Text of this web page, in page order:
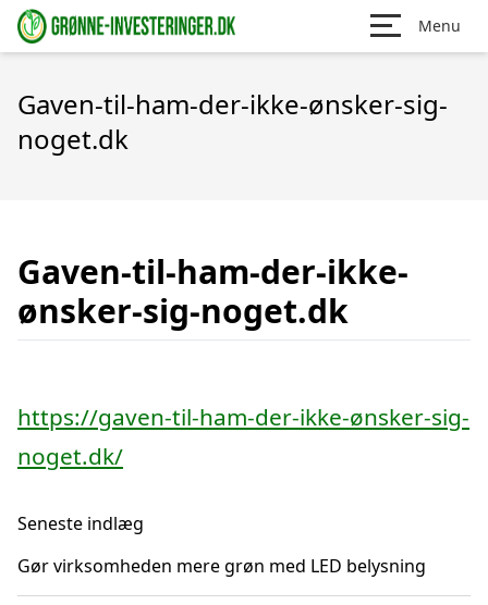
Menu
Gaven-til-ham-der-ikke-ønsker-sig-
noget.dk
Gaven-til-ham-der-ikke-
ønsker-sig-noget.dk
https://gaven-til-ham-der-ikke-ønsker-sig-
noget.dk/
Seneste indlæg
Gør virksomheden mere grøn med LED belysning